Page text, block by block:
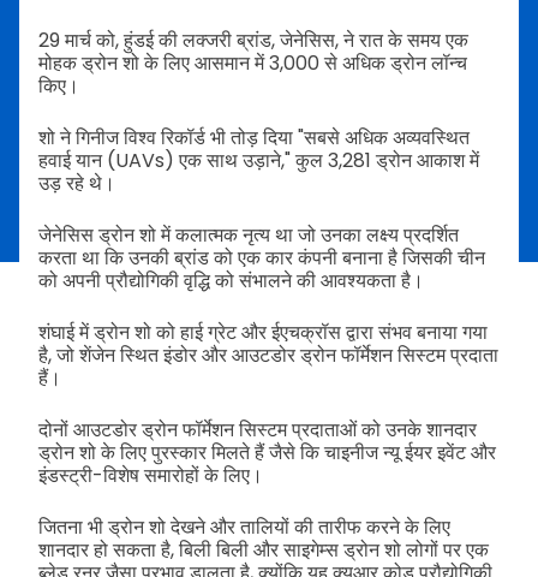
29 मार्च को, हुंडई की लक्जरी ब्रांड, जेनेसिस, ने रात के समय एक
मोहक ड्रोन शो के लिए आसमान में 3,000 से अधिक ड्रोन लॉन्च
किए।
शो ने गिनीज विश्व रिकॉर्ड भी तोड़ दिया "सबसे अधिक अव्यवस्थित
हवाई यान (UAVs) एक साथ उड़ाने," कुल 3,281 ड्रोन आकाश में
उड़ रहे थे।
जेनेसिस ड्रोन शो में कलात्मक नृत्य था जो उनका लक्ष्य प्रदर्शित
करता था कि उनकी ब्रांड को एक कार कंपनी बनाना है जिसकी चीन
को अपनी प्रौद्योगिकी वृद्धि को संभालने की आवश्यकता है।
शंघाई में ड्रोन शो को हाई ग्रेट और ईएचक्रॉस द्वारा संभव बनाया गया
है, जो शेंजेन स्थित इंडोर और आउटडोर ड्रोन फॉर्मेशन सिस्टम प्रदाता
हैं।
दोनों आउटडोर ड्रोन फॉर्मेशन सिस्टम प्रदाताओं को उनके शानदार
ड्रोन शो के लिए पुरस्कार मिलते हैं जैसे कि चाइनीज न्यू ईयर इवेंट और
इंडस्ट्री-विशेष समारोहों के लिए।
जितना भी ड्रोन शो देखने और तालियों की तारीफ करने के लिए
शानदार हो सकता है, बिली बिली और साइगेम्स ड्रोन शो लोगों पर एक